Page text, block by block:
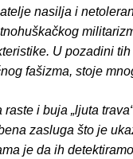
nasilja i
U pozadini
fašizma, stoje
i buja „ljuta
zasluga što je
je da ih